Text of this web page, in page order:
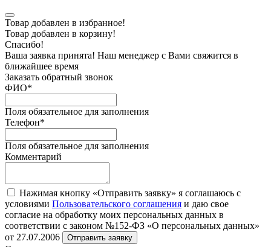
Товар добавлен в избранное!
Товар добавлен в корзину!
Спасибо!
Ваша заявка принята! Наш менеджер с Вами свяжится в
ближайшее время
Заказать обратный звонок
ФИО*
Поля обязательное для заполнения
Телефон*
Поля обязательное для заполнения
Комментарий
Нажимая кнопку «Отправить заявку» я соглашаюсь с
условиями Пользовательского соглашения и даю свое
согласие на обработку моих персональных данных в
соответствии с законом №152-ФЗ «О персональных данных»
от 27.07.2006
Отправить заявку